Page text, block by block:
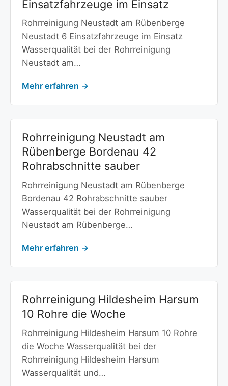
Einsatzfahrzeuge im Einsatz
Rohrreinigung Neustadt am Rübenberge
Neustadt 6 Einsatzfahrzeuge im Einsatz
Wasserqualität bei der Rohrreinigung
Neustadt am…
Mehr erfahren →
Rohrreinigung Neustadt am
Rübenberge Bordenau 42
Rohrabschnitte sauber
Rohrreinigung Neustadt am Rübenberge
Bordenau 42 Rohrabschnitte sauber
Wasserqualität bei der Rohrreinigung
Neustadt am Rübenberge…
Mehr erfahren →
Rohrreinigung Hildesheim Harsum
10 Rohre die Woche
Rohrreinigung Hildesheim Harsum 10 Rohre
die Woche Wasserqualität bei der
Rohrreinigung Hildesheim Harsum
Wasserqualität und…